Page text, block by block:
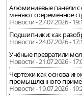
Алюминиевые панели с
меняют современное
Новости - 27.07.2026 -
Подшипники: как
Новости - 24.07.2026 -
Учёные превратили
Новости - 21.07.2026 -
Чертежи как основа
промышленного
Новости - 19.07.2026 -